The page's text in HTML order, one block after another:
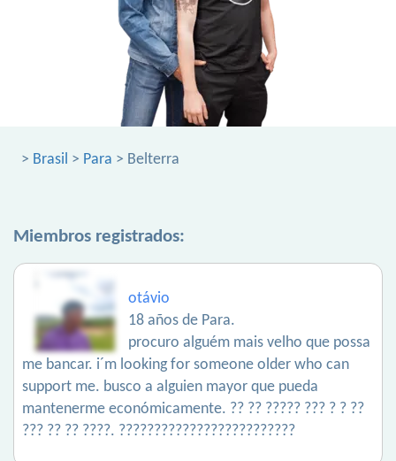
> Brasil > Para > Belterra
Miembros registrados:
otávio
18 años de Para.
procuro alguém mais velho que possa
me bancar. i´m looking for someone older who can
support me. busco a alguien mayor que pueda
mantenerme económicamente. ?? ?? ????? ??? ? ? ??
??? ?? ?? ????. ?????????????????????????